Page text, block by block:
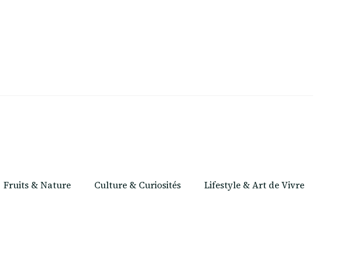
Fruits & Nature Culture & Curiosités Lifestyle & Art de Vivre